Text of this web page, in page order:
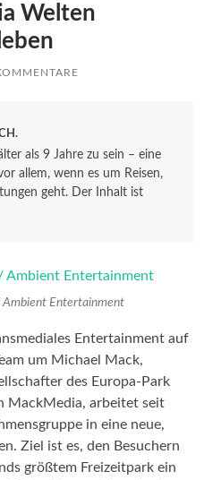
Welten
als 9 Jahre zu sein – eine
allem, wenn es um Reisen,
geht. Der Inhalt ist
Ambient Entertainment
Entertainment auf
um Michael Mack,
des Europa-Park
MackMedia, arbeitet seit
in eine neue,
Ziel ist es, den Besuchern
größtem Freizeitpark ein